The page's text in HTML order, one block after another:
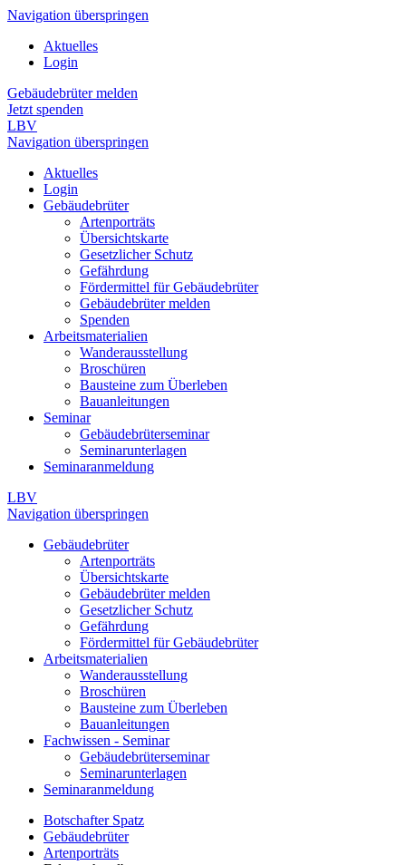
Navigation überspringen
Aktuelles
Login
Gebäudebrüter melden
Jetzt spenden
LBV
Navigation überspringen
Aktuelles
Login
Gebäudebrüter
Artenporträts
Übersichtskarte
Gesetzlicher Schutz
Gefährdung
Fördermittel für Gebäudebrüter
Gebäudebrüter melden
Spenden
Arbeitsmaterialien
Wanderausstellung
Broschüren
Bausteine zum Überleben
Bauanleitungen
Seminar
Gebäudebrüterseminar
Seminarunterlagen
Seminaranmeldung
LBV
Navigation überspringen
Gebäudebrüter
Artenporträts
Übersichtskarte
Gebäudebrüter melden
Gesetzlicher Schutz
Gefährdung
Fördermittel für Gebäudebrüter
Arbeitsmaterialien
Wanderausstellung
Broschüren
Bausteine zum Überleben
Bauanleitungen
Fachwissen - Seminar
Gebäudebrüterseminar
Seminarunterlagen
Seminaranmeldung
Botschafter Spatz
Gebäudebrüter
Artenporträts